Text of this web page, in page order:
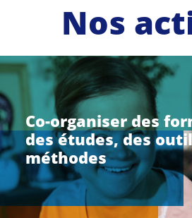
Nos
Co-organiser des
des études, des
méthodes